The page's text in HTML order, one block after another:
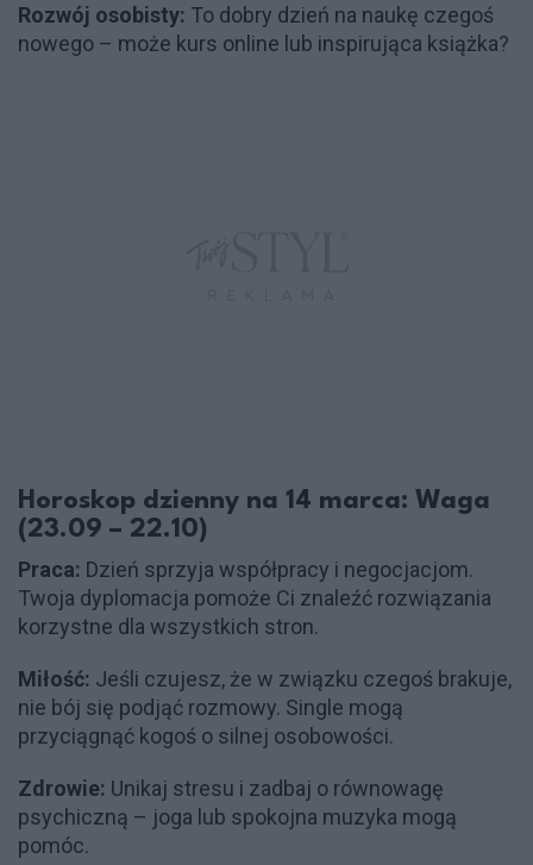
Rozwój osobisty: To dobry dzień na naukę czegoś
nowego – może kurs online lub inspirująca książka?
Horoskop dzienny na 14 marca: Waga
(23.09 – 22.10)
Praca: Dzień sprzyja współpracy i negocjacjom.
Twoja dyplomacja pomoże Ci znaleźć rozwiązania
korzystne dla wszystkich stron.
Miłość: Jeśli czujesz, że w związku czegoś brakuje,
nie bój się podjąć rozmowy. Single mogą
przyciągnąć kogoś o silnej osobowości.
Zdrowie: Unikaj stresu i zadbaj o równowagę
psychiczną – joga lub spokojna muzyka mogą
pomóc.